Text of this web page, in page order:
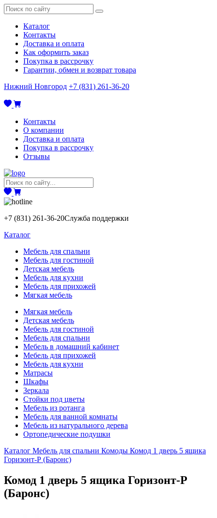
Каталог
Контакты
Доставка и оплата
Как оформить заказ
Покупка в рассрочку
Гарантии, обмен и возврат товара
Нижний Новгород +7 (831) 261-36-20
Контакты
О компании
Доставка и оплата
Покупка в рассрочку
Отзывы
+7 (831) 261-36-20Служба поддержки
Каталог
Мебель для спальни
Мебель для гостиной
Детская мебель
Мебель для кухни
Мебель для прихожей
Мягкая мебель
Мягкая мебель
Детская мебель
Мебель для гостиной
Мебель для спальни
Мебель в домашний кабинет
Мебель для прихожей
Мебель для кухни
Матрасы
Шкафы
Зеркала
Стойки под цветы
Мебель из ротанга
Мебель для ванной комнаты
Мебель из натурального дерева
Ортопедические подушки
Каталог Мебель для спальни Комоды Комод 1 дверь 5 ящика
Горизонт-Р (Баронс)
Комод 1 дверь 5 ящика Горизонт-Р
(Баронс)